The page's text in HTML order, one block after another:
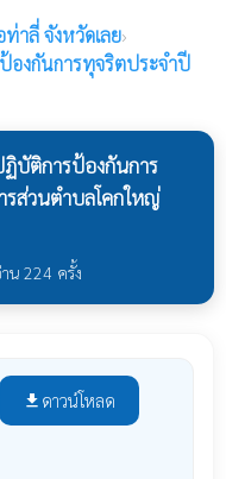
ท่าลี่ จังหวัดเลย›
องกันการทุจริตประจำปี
บัติการป้องกันการ
รส่วนตำบลโคกใหญ่
น 224 ครั้ง
file_download ดาวน์โหลด